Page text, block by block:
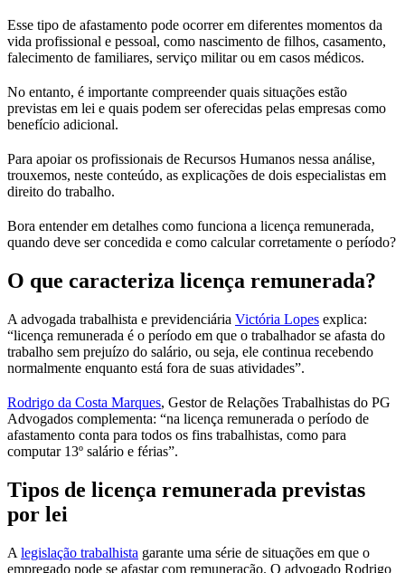
Esse tipo de afastamento pode ocorrer em diferentes momentos da
vida profissional e pessoal, como nascimento de filhos, casamento,
falecimento de familiares, serviço militar ou em casos médicos.
No entanto, é importante compreender quais situações estão
previstas em lei e quais podem ser oferecidas pelas empresas como
benefício adicional.
Para apoiar os profissionais de Recursos Humanos nessa análise,
trouxemos, neste conteúdo, as explicações de dois especialistas em
direito do trabalho.
Bora entender em detalhes como funciona a licença remunerada,
quando deve ser concedida e como calcular corretamente o período?
O que caracteriza licença remunerada?
A advogada trabalhista e previdenciária Victória Lopes explica:
“licença remunerada é o período em que o trabalhador se afasta do
trabalho sem prejuízo do salário, ou seja, ele continua recebendo
normalmente enquanto está fora de suas atividades”.
Rodrigo da Costa Marques, Gestor de Relações Trabalhistas do PG
Advogados complementa: “na licença remunerada o período de
afastamento conta para todos os fins trabalhistas, como para
computar 13º salário e férias”.
Tipos de licença remunerada previstas
por lei
A legislação trabalhista garante uma série de situações em que o
empregado pode se afastar com remuneração. O advogado Rodrigo